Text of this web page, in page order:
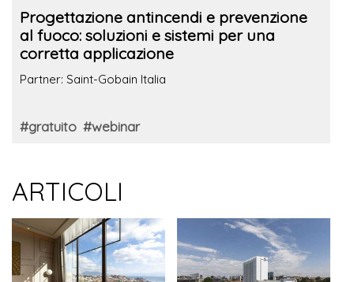
Progettazione antincendi e prevenzione
al fuoco: soluzioni e sistemi per una
corretta applicazione
Partner: Saint-Gobain Italia
#gratuito #webinar
ARTICOLI